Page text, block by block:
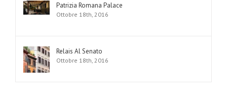
Patrizia Romana Palace
Ottobre 18th, 2016
Relais Al Senato
Ottobre 18th, 2016